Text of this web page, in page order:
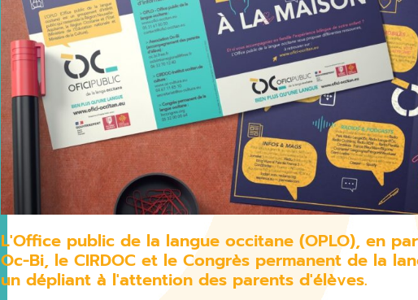
L'Office public de la langue occitane (OPLO), en
Oc-Bi, le CIRDOC et le Congrès permanent de la
un dépliant à l'attention des parents d'élèves.